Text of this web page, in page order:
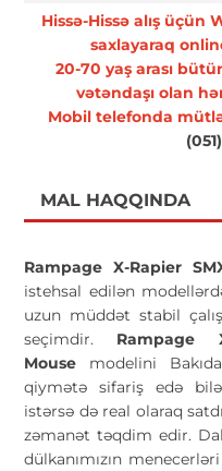
Hissə-Hissə alış
saxlayaraq
20-70 yaş arası
vətəndaşı olan
Mobil telefonda
MAL HAQQINDA
Rampage X-Rapier
istehsal edilən
uzun müddət stabil
seçimdir. Rampage
Mouse modelini
qiymətə sifariş edə
istərsə də real olaraq
zəmanət təqdim edir.
dülkanımızın